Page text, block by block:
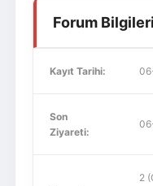
Forum Bilgileri
Kayıt Tarihi:
Son
Ziyareti:
2